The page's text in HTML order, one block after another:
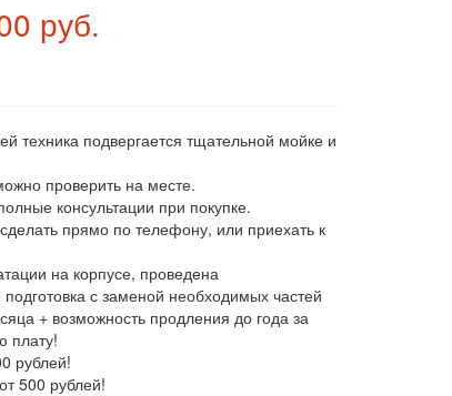
руб.
техника подвергается тщательной мойке и
проверить на месте.
консультации при покупке.
прямо по телефону, или приехать к
на корпусе, проведена
с заменой необходимых частей
+ возможность продления до года за
плату!
рублей!
500 рублей!